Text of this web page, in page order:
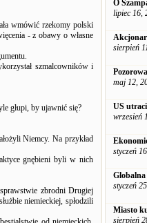
wmówić rzekomy polski
- z obawy o własne
szmalcowników i
głupi, by ujawnić się?
Niemcy. Na przykład
gnębieni byli w nich
zbrodni Drugiej
niemieckiej, spłodzili
O
lipiec 16,
sierpień
maj 12,
US
wrzesień
styczeń
Globalna
styczeń
Miasto
sierpień